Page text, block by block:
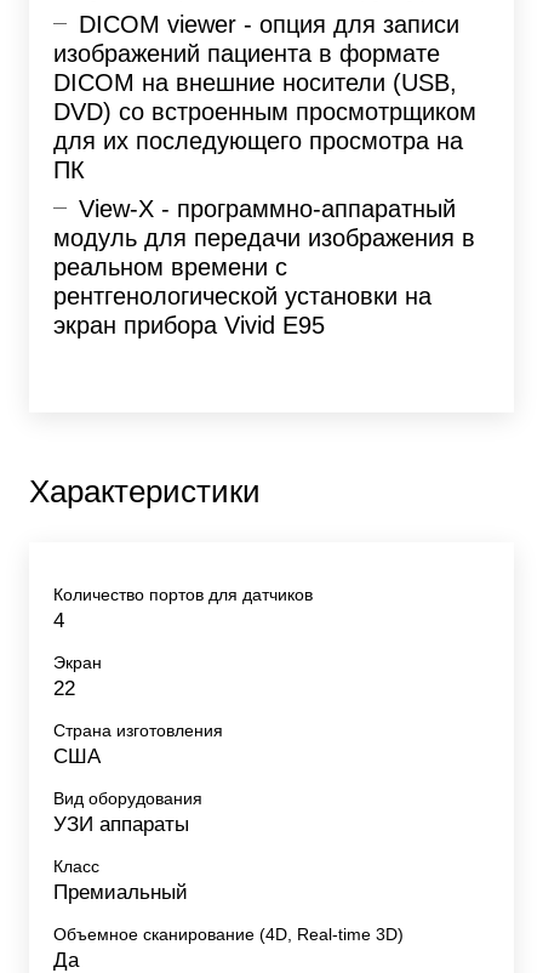
DICOM viewer - опция для записи
изображений пациента в формате
DICOM на внешние носители (USB,
DVD) со встроенным просмотрщиком
для их последующего просмотра на
ПК
View-X - программно-аппаратный
модуль для передачи изображения в
реальном времени с
рентгенологической установки на
экран прибора Vivid E95
Характеристики
Количество портов для датчиков
4
Экран
22
Страна изготовления
США
Вид оборудования
УЗИ аппараты
Класс
Премиальный
Объемное сканирование (4D, Real-time 3D)
Да